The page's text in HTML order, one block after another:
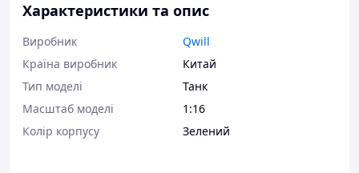
Характеристики та опис
Виробник
Qwill
Країна виробник
Китай
Тип моделі
Танк
Масштаб моделі
1:16
Колір корпусу
Зелений